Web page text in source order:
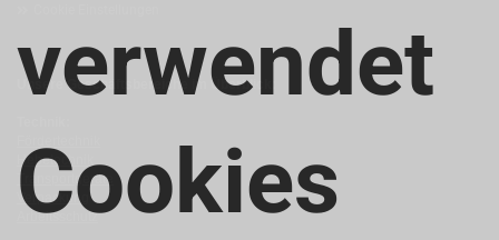
verwendet
Cookies
Unsere Geschäftsbereiche im Überblick:
Hebetechnik
Transportgeräte
Verpackung
Arbeitsschutz